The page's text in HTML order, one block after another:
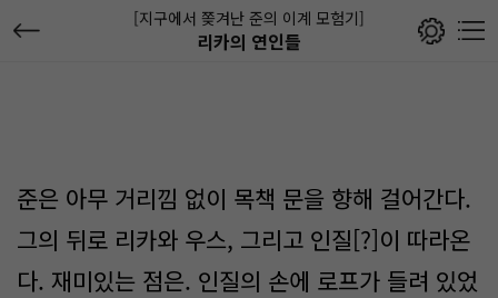
[지구에서 쫒겨난 준의 이계 모험기]
리카의 연인들
준은 아무 거리낌 없이 목책 문을 향해 걸어간다.
그의 뒤로 리카와 우스, 그리고 인질[?]이 따라온
다. 재미있는 점은. 인질의 손에 로프가 들려 있었